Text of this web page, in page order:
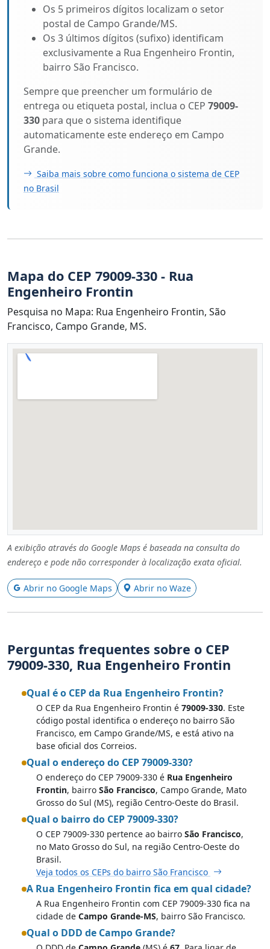
Os 5 primeiros dígitos localizam o setor
postal de Campo Grande/MS.
Os 3 últimos dígitos (sufixo) identificam
exclusivamente a Rua Engenheiro Frontin,
bairro São Francisco.
Sempre que preencher um formulário de
entrega ou etiqueta postal, inclua o CEP 79009-
330 para que o sistema identifique
automaticamente este endereço em Campo
Grande.
Saiba mais sobre como funciona o sistema de CEP
no Brasil
Mapa do CEP 79009-330 - Rua
Engenheiro Frontin
Pesquisa no Mapa: Rua Engenheiro Frontin, São
Francisco, Campo Grande, MS.
A exibição através do Google Maps é baseada na consulta do
endereço e pode não corresponder à localização exata oficial.
Abrir no Google Maps Abrir no Waze
Perguntas frequentes sobre o CEP
79009-330, Rua Engenheiro Frontin
Qual é o CEP da Rua Engenheiro Frontin?
O CEP da Rua Engenheiro Frontin é 79009-330. Este
código postal identifica o endereço no bairro São
Francisco, em Campo Grande/MS, e está ativo na
base oficial dos Correios.
Qual o endereço do CEP 79009-330?
O endereço do CEP 79009-330 é Rua Engenheiro
Frontin, bairro São Francisco, Campo Grande, Mato
Grosso do Sul (MS), região Centro-Oeste do Brasil.
Qual o bairro do CEP 79009-330?
O CEP 79009-330 pertence ao bairro São Francisco,
no Mato Grosso do Sul, na região Centro-Oeste do
Brasil.
Veja todos os CEPs do bairro São Francisco
A Rua Engenheiro Frontin fica em qual cidade?
A Rua Engenheiro Frontin com CEP 79009-330 fica na
cidade de Campo Grande-MS, bairro São Francisco.
Qual o DDD de Campo Grande?